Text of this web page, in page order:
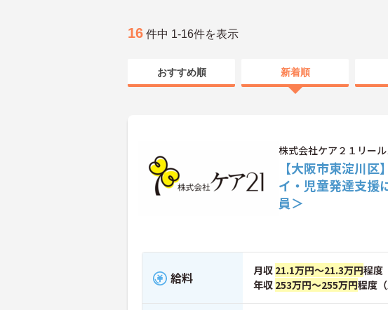
16 件中 1-16件を表示
おすすめ順 新着順
株式会社ケア２１リー
【大阪市東淀川
イ・児童発達支援
員＞
給料 月収 21.1万円～21.3万円程度
年収 253万円～255万円程度